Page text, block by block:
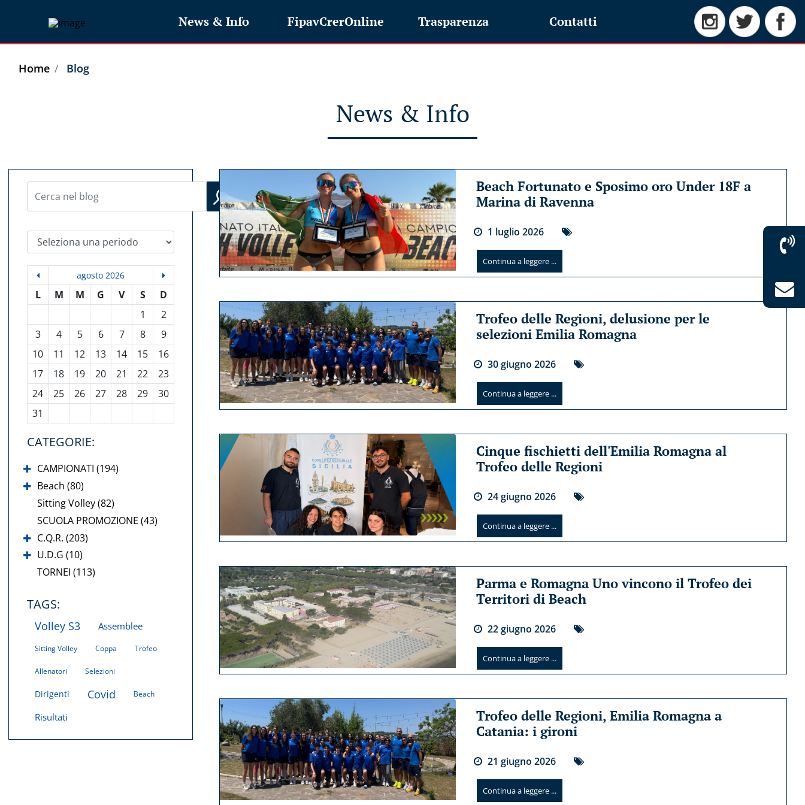
News & Info FipavCrerOnline Trasparenza Contatti
Home Blog
News & Info
Seleziona una periodo
agosto 2026
L M M G V S
D
1
2
3
4 5 6 7 8
9
10
11 12 13 14 15
16
17
18 19 20 21 22
23
24
25 26 27 28 29
30
31
CATEGORIE:
CAMPIONATI (194)
Beach (80)
Sitting Volley (82)
SCUOLA PROMOZIONE (43)
C.Q.R. (203)
U.D.G (10)
TORNEI (113)
TAGS:
Volley S3 Assemblee
Sitting Volley Coppa Trofeo
Allenatori Selezioni
Dirigenti Covid Beach
Risultati
Beach Fortunato e Sposimo oro Under 18F a
Marina di Ravenna
1 luglio 2026
Continua a leggere ...
Trofeo delle Regioni, delusione per le
selezioni Emilia Romagna
30giugno 2026
Continua a leggere ...
Cinque fischietti dell'Emilia Romagna al
Trofeo delle Regioni
24giugno 2026
Continua a leggere ...
Parma e Romagna Uno vincono il Trofeo dei
Territori di Beach
22giugno 2026
Continua a leggere ...
Trofeo delle Regioni, Emilia Romagna a
Catania: i gironi
21 giugno 2026
Continua a leggere ...